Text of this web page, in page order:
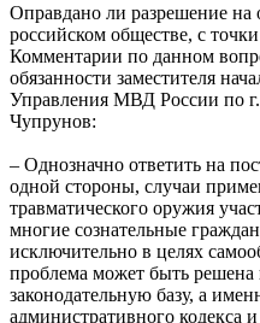
Оправдано ли разрешение
российском обществе, с
Комментарии по данном
обязанности заместителя
Управления МВД России по
Чупрунов:
– Однозначно ответить на
одной стороны, случаи
травматического оружия
многие сознательные
исключительно в целях
проблема может быть
законодательную базу, а
административного кодекса